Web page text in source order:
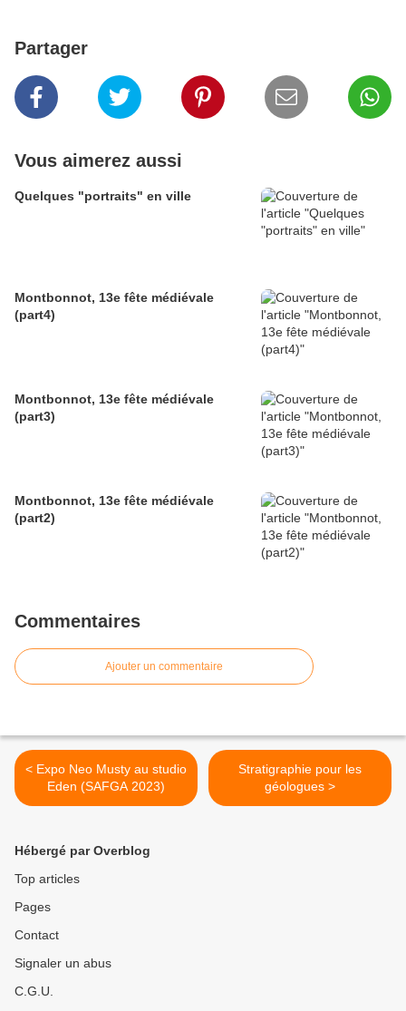
Partager
Vous aimerez aussi
Quelques "portraits" en ville
Montbonnot, 13e fête médiévale
(part4)
Montbonnot, 13e fête médiévale
(part3)
Montbonnot, 13e fête médiévale
(part2)
Commentaires
Ajouter un commentaire
< Expo Neo Musty au studio
Eden (SAFGA 2023)
Stratigraphie pour les
géologues >
Hébergé par Overblog
Top articles
Pages
Contact
Signaler un abus
C.G.U.